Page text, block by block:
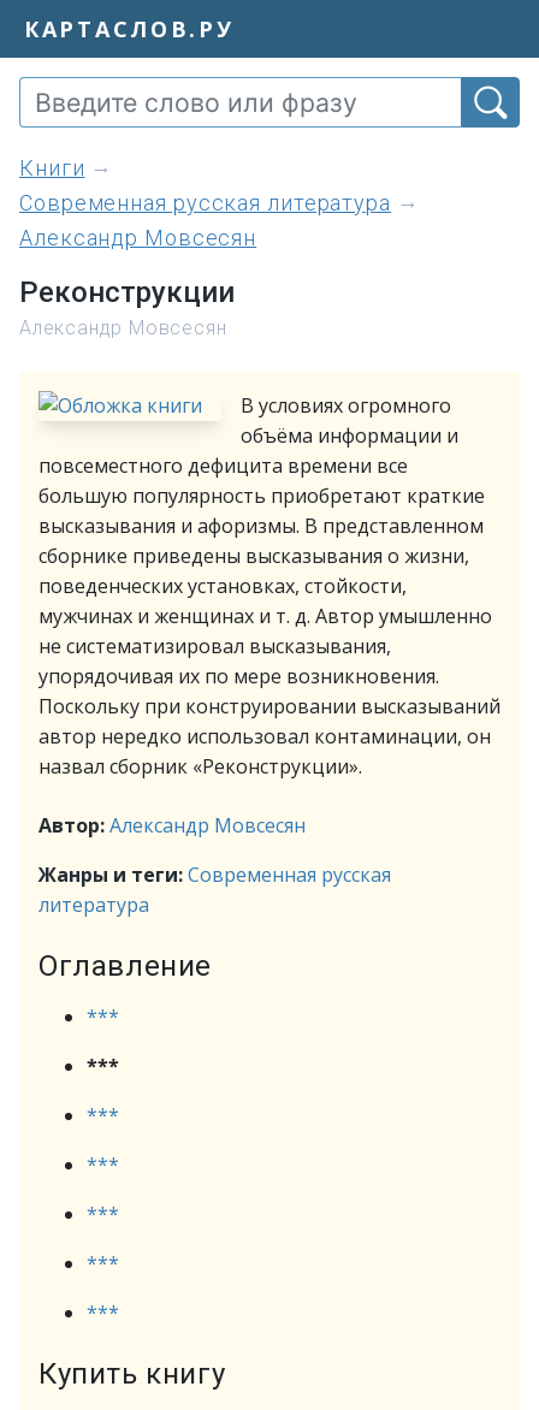
КАРТАСЛОВ.РУ
книги
Современная русская литература
Александр Мовсесян
Реконструкции
Александр Мовсесян
В условиях огромного
объёма информации и
повсеместного дефицита времени все
большую популярность приобретают краткие
высказывания и афоризмы. В представленном
сборнике приведены высказывания о жизни,
поведенческих установках, стойкости,
мужчинах и женщинах и т. д. Автор умышленно
не систематизировал высказывания,
упорядочивая их по мере возникновения.
Поскольку при конструировании высказываний
автор нередко использовал контаминации, он
назвал сборник «Реконструкции».
Автор:Александр Мовсесян
Жанры и теги:Современная русская
литература
Оглавление
***
***
***
***
***
***
***
Купить книгу